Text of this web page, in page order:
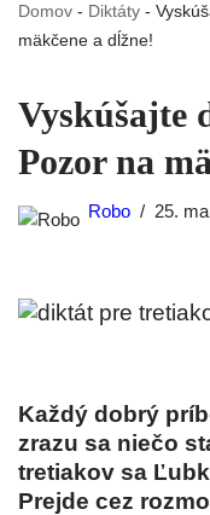
Domov - Diktáty -
mäkčene a dĺžne!
Vyskúšajte
Pozor na
Robo 25.
Každý dobrý
zrazu sa niečo
tretiakov sa
Prejde cez